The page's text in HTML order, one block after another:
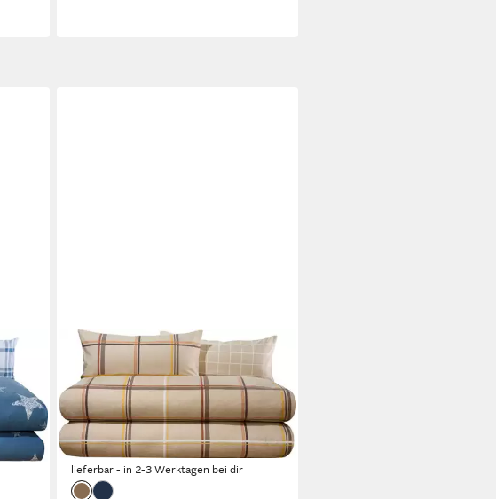
ERWIN MÜLLER
Bettwäsche Wendebettwäsche
Sparpaket 4-teilig, Baumwolle,
Edelflanell Karo
ab 97,90 €
-17%
lieferbar - in 2-3 Werktagen bei dir